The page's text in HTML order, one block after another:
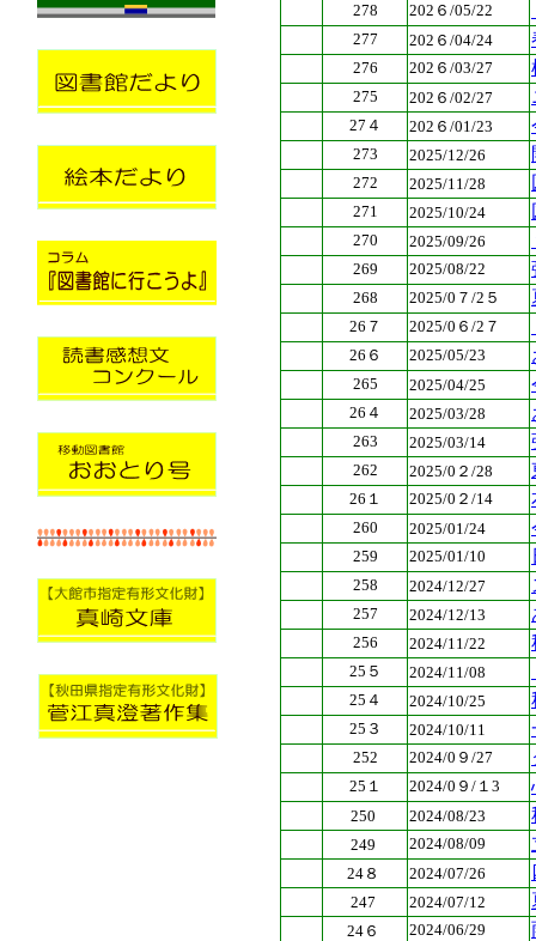
278 202６/05/22
277 202６/04/24
276 202６/03/27
275 202６/02/27
27４ 202６/01/23
273 2025/12/26
272 2025/11/28
271 2025/10/24
270 2025/09/26
269 2025/08/22
268 2025/0７/2５
26７ 2025/0６/2７
26６ 2025/05/23
265 2025/04/25
26４ 2025/03/28
263 2025/03/14
262 2025/0２/28
26１ 2025/0２/14
260 2025/01/24
259 2025/01/10
258 2024/12/27
257 2024/12/13
256 2024/11/22
25５ 2024/11/08
25４ 2024/10/25
25３ 2024/10/11
252 2024/0９/27
25１ 2024/0９/１3
250 2024/08/23
249 2024/08/09
24８ 2024/07/26
247 2024/07/12
24６ 2024/06/29